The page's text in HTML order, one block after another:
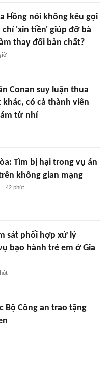
Hồng nói không kêu gọi
'xin tiền' giúp đỡ bà
thay đổi bản chất?
Conan suy luận thua
khác, có cả thành viên
tử nhí
Tìm bị hại trong vụ án
không gian mạng
42 phút
sát phối hợp xử lý
bạo hành trẻ em ở Gia
Bộ Công an trao tặng